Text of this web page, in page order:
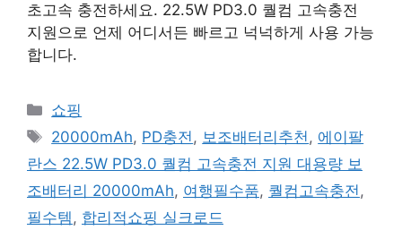
초고속 충전하세요. 22.5W PD3.0 퀄컴 고속충전
지원으로 언제 어디서든 빠르고 넉넉하게 사용 가능
합니다.
카
테
리
쇼핑
태
그
20000mAh, PD충전, 보조배터리추천, 에이팔
란스 22.5W PD3.0 퀄컴 고속충전 지원 대용량 보
조배터리 20000mAh, 여행필수품, 퀄컴고속충전,
필수템, 합리적쇼핑 실크로드